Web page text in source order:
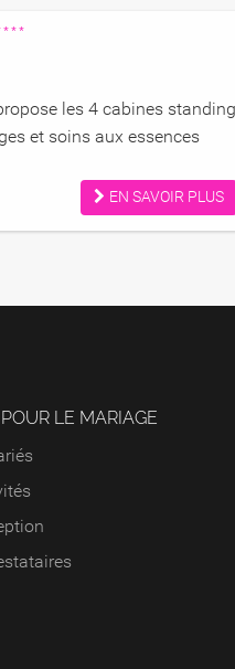
les 4 cabines standing
et soins aux essences
EN SAVOIR PLUS
LE MARIAGE